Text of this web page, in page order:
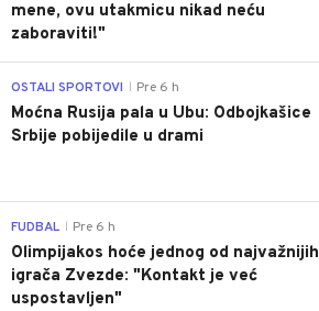
mene, ovu utakmicu nikad neću
zaboraviti!"
OSTALI SPORTOVI Pre 6 h
Moćna Rusija pala u Ubu: Odbojkašice
Srbije pobijedile u drami
FUDBAL Pre 6 h
Olimpijakos hoće jednog od najvažnijih
igrača Zvezde: "Kontakt je već
uspostavljen"